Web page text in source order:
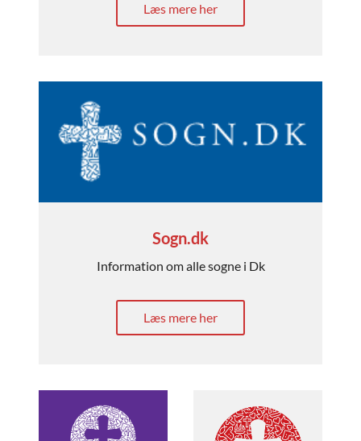
Læs mere her
Sogn.dk
Information om alle sogne i Dk
Læs mere her